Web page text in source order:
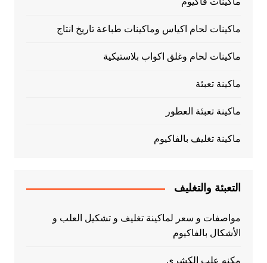
ماكينات لحام اكياس وماكينات طباعة تاريخ انتاج
ماكينات لحام وغلق اكواب بلاستيكية
ماكينة تعبئة
ماكينة تعبئة العطور
ماكينة تغليف بالفاكيوم
التعبئة والتغليف
مواصفات و سعر لماكينة تغليف و تشكيل العلب و
الأشكال بالفاكيوم
مكنه علب الكشري